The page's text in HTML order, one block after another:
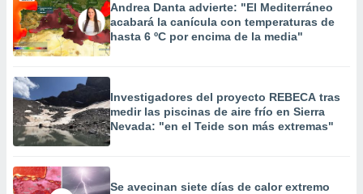
Andrea Danta advierte: "El Mediterráneo
acabará la canícula con temperaturas de
hasta 6 ºC por encima de la media"
Investigadores del proyecto REBECA tras
medir las piscinas de aire frío en Sierra
Nevada: "en el Teide son más extremas"
Se avecinan siete días de calor extremo